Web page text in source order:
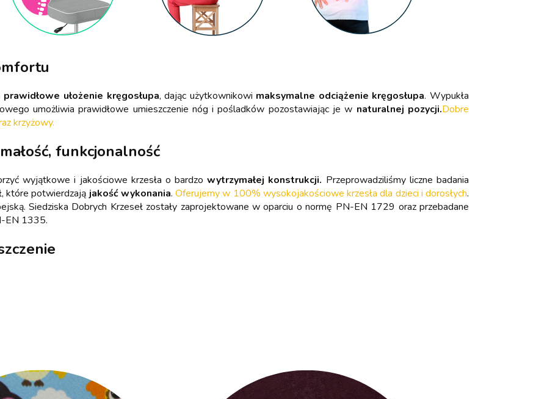
prawidłowe ułożenie kręgosłupa, dając użytkownikowi maksymalne odciążenie kręgosłupa. Wypukła
umożliwia prawidłowe umieszczenie nóg i pośladków pozostawiając je w naturalnej pozycji.Dobre
krzyżowy.
funkcjonalność
wyjątkowe i jakościowe krzesła o bardzowytrzymałej konstrukcji. Przeprowadziliśmy liczne badania
które potwierdzają jakość wykonania. Oferujemy w 100% wysokojakościowe krzesła dla dzieci i dorosłych.
Siedziska Dobrych Krzeseł zostały zaprojektowane w oparciu o normę PN-EN 1729 oraz przebadane
EN 1335.